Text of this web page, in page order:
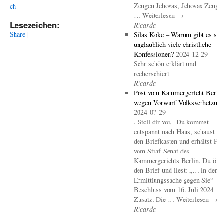
ch
Lesezeichen:
Share |
Zeugen Jehovas, Jehovas
… Weiterlesen →
Ricarda
Silas Koke – Warum gibt es
unglaublich viele christliche
Konfessionen? 2024-12-29
Sehr schön erklärt und
recherschiert.
Ricarda
Post vom Kammergericht
wegen Vorwurf
2024-07-29
. Stell dir vor, Du kommst
entspannt nach Haus, schaust
den Briefkasten und erhältst
vom Straf-Senat des
Kammergerichts Berlin. Du
den Brief und liest: „… in der
Ermittlungssache gegen Sie“
Beschluss vom 16. Juli 2024
Zusatz: Die … Weiterlesen →
Ricarda